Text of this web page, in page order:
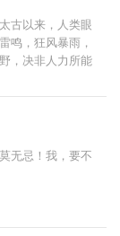
古以来，人类眼
鸣，狂风暴雨，
，决非人力所能
诸般神灵，九幽
是神仙之说，流
向着自己臆想创
，香火鼎盛……
无忌！我，要不